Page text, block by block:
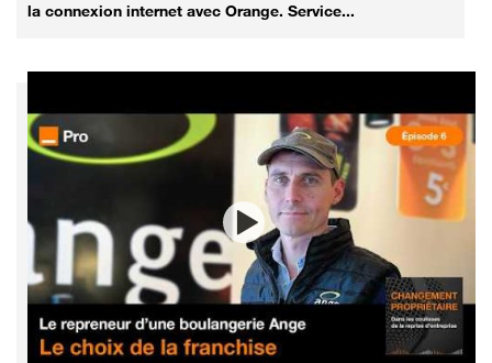
la connexion internet avec Orange. Service...